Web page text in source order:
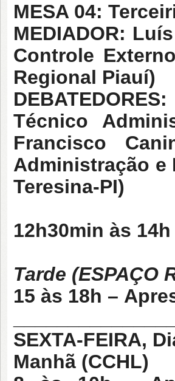
MESA 04:
MEDIADOR:
Controle
Regional Piauí)
Técnico
Francisco
Administração e
Teresina-PI)
12h30min às 14h
Tarde (ESPAÇO
15 às 18h –
SEXTA-FEIRA,
Manhã (CCHL)